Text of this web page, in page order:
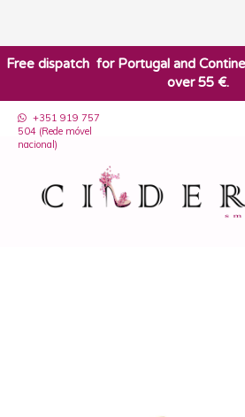
​Free dispatch for Portugal and
over 55 €.
+351 919 757
504 (Rede móvel
nacional)